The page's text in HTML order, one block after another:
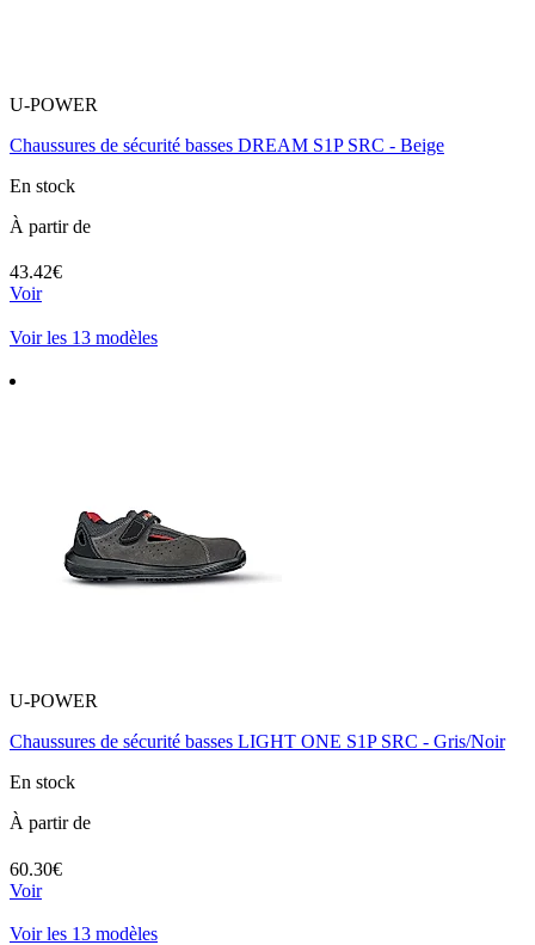
U-POWER
Chaussures de sécurité basses DREAM S1P SRC - Beige
En stock
À partir de
43.42€
Voir
Voir les 13 modèles
U-POWER
Chaussures de sécurité basses LIGHT ONE S1P SRC - Gris/Noir
En stock
À partir de
60.30€
Voir
Voir les 13 modèles